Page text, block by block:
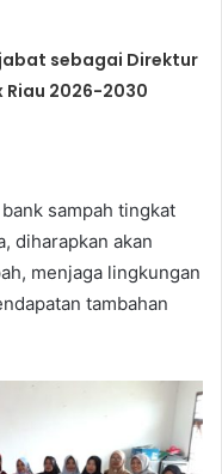
sebagai Direktur
Riau 2026-2030
sampah tingkat
diharapkan akan
menjaga lingkungan
tambahan